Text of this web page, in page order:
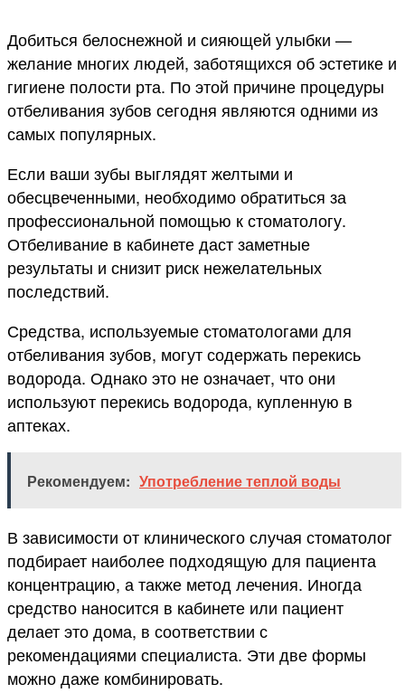
Добиться белоснежной и сияющей улыбки —
желание многих людей, заботящихся об эстетике и
гигиене полости рта. По этой причине процедуры
отбеливания зубов сегодня являются одними из
самых популярных.
Если ваши зубы выглядят желтыми и
обесцвеченными, необходимо обратиться за
профессиональной помощью к стоматологу.
Отбеливание в кабинете даст заметные
результаты и снизит риск нежелательных
последствий.
Средства, используемые стоматологами для
отбеливания зубов, могут содержать перекись
водорода. Однако это не означает, что они
используют перекись водорода, купленную в
аптеках.
Рекомендуем: Употребление теплой воды
В зависимости от клинического случая стоматолог
подбирает наиболее подходящую для пациента
концентрацию, а также метод лечения. Иногда
средство наносится в кабинете или пациент
делает это дома, в соответствии с
рекомендациями специалиста. Эти две формы
можно даже комбинировать.